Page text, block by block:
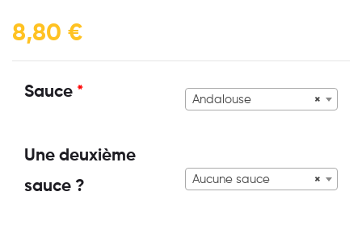
8,80 €
Sauce * ×
Andalouse
Une deuxième
sauce ?
×
Aucune sauce